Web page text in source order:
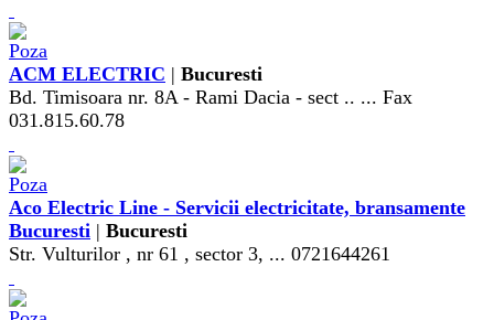
ACM ELECTRIC | Bucuresti
Bd. Timisoara nr. 8A - Rami Dacia - sect .. ... Fax
031.815.60.78
Aco Electric Line - Servicii electricitate, bransamente
Bucuresti | Bucuresti
Str. Vulturilor , nr 61 , sector 3, ... 0721644261